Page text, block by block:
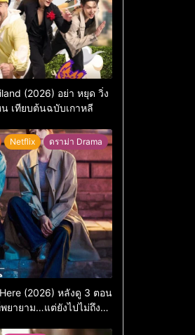
(2026) อย่า หยุด วิ่ง
เทียบต้นฉบับเกาหลี
Netflix ดราม่า Drama
(2026) หลังดู 3 ตอน
ยายาม…แต่ยังไปไม่ถึง